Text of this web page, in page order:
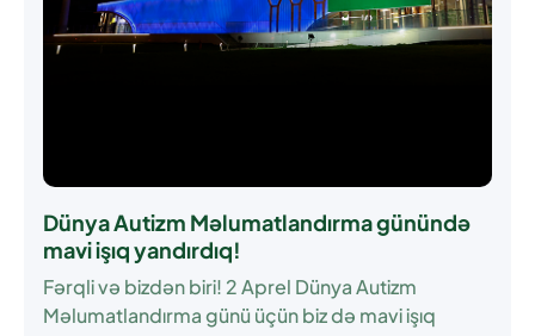
Dünya Autizm Məlumatlandırma günündə
mavi işıq yandırdıq!
Fərqli və bizdən biri! 2 Aprel Dünya Autizm
Məlumatlandırma günü üçün biz də mavi işıq